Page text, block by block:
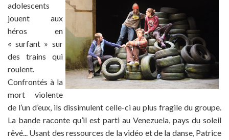
AIDE À LA TRADUCTION
PUBLICATIONS
À L'AFFICHE
adolescents
jouent aux
héros en
« surfant » sur
des trains qui
roulent.
Confrontés à la
mort violente
de l’un d’eux, ils dissimulent celle-ci au plus fragile du groupe.
La bande raconte qu’il est parti au Venezuela, pays du soleil
rêvé... Usant des ressources de la vidéo et de la danse, Patrice